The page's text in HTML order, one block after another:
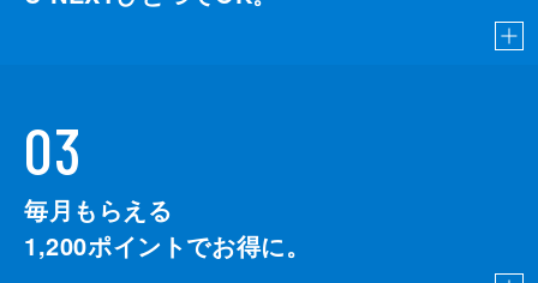
03
毎月もらえる
1,200ポイントでお得に。